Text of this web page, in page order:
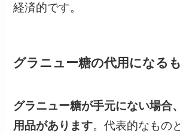
経済的です。
グラニュー糖の代用になる
グラニュー糖が手元にない場合
用品があります。代表的なもの